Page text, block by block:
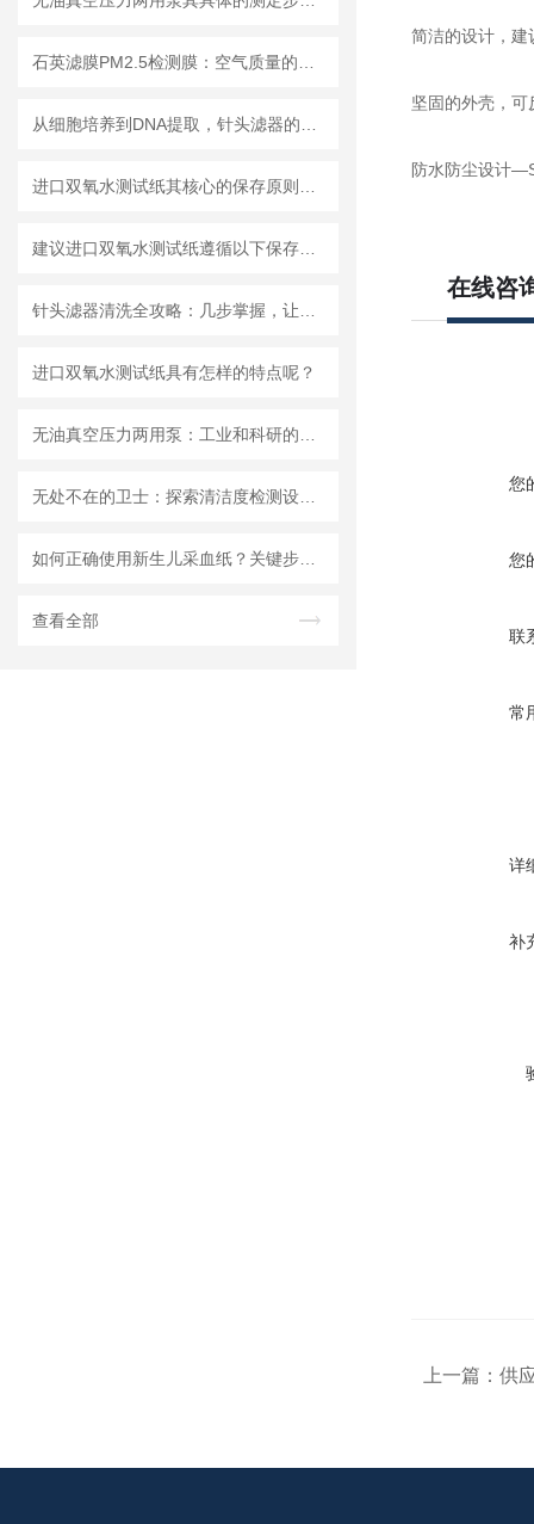
进口双氧水测试纸具有怎样的特点呢？
查看全部
简洁的设计，
坚固的外壳，
防水防尘设计
在线咨
您
您
联
常
详
补
上一篇： 供